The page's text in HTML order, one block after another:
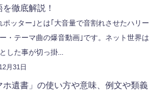
を徹底解説！
ポッター｣とは｢大音量で音割れさせたハリー
・テーマ曲の爆音動画｣です。ネット世界は
した事が切っ掛...
月31日
ホ遺書」の使い方や意味、例文や類義